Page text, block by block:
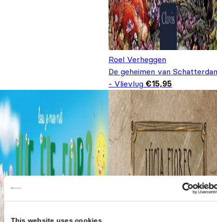
This website uses cookies
Roel Verheggen
De geheimen van
- Vlievlug €15,95